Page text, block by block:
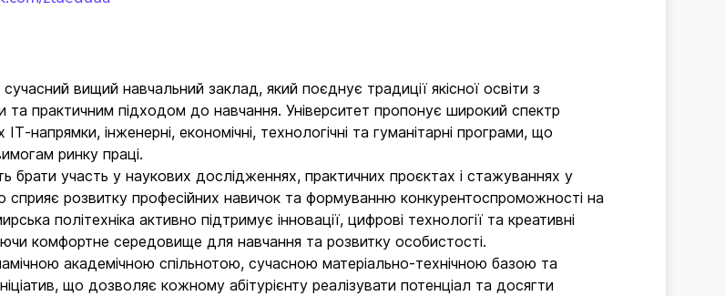
вищий навчальний заклад, який поєднує традиції якісної освіти з
та практичним підходом до навчання. Університет пропонує широкий спектр
напрямки, інженерні, економічні, технологічні та гуманітарні програми, що
ринку праці.
брати участь у наукових дослідженнях, практичних проєктах і стажуваннях у
сприяє розвитку професійних навичок та формуванню конкурентоспроможності на
політехніка активно підтримує інновації, цифрові технології та креативні
комфортне середовище для навчання та розвитку особистості.
академічною спільнотою, сучасною матеріально-технічною базою та
що дозволяє кожному абітурієнту реалізувати потенціал та досягти